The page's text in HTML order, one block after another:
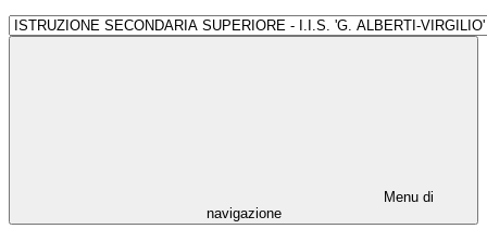
Menu di
navigazione